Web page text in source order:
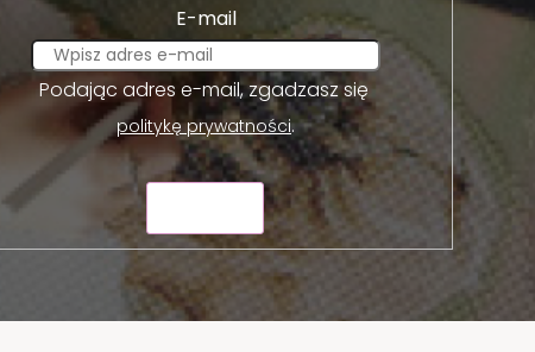
E-mail
Podając adres e-mail, zgadzasz się
politykę prywatności.